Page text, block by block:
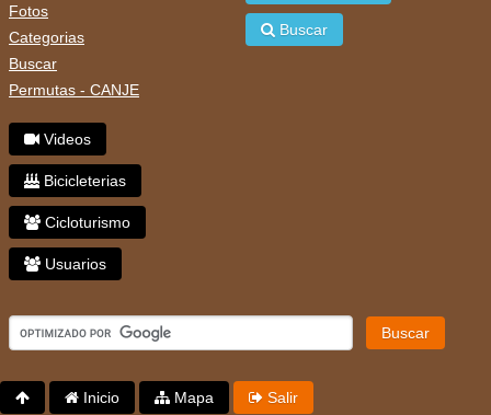
Fotos
Categorias
Buscar
Permutas - CANJE
Videos
Bicicleterias
Cicloturismo
Usuarios
Buscar
Buscar
Inicio Mapa Salir